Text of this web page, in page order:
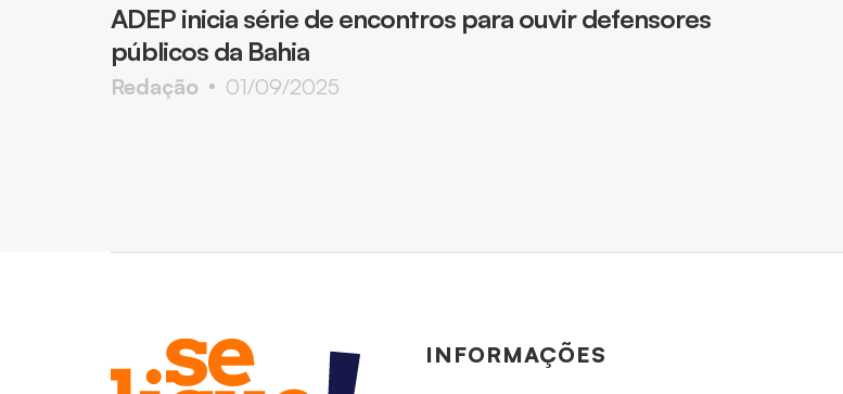
ADEP inicia série de encontros para ouvir defensores
públicos da Bahia
Redação 01/09/2025
INFORMAÇÕES